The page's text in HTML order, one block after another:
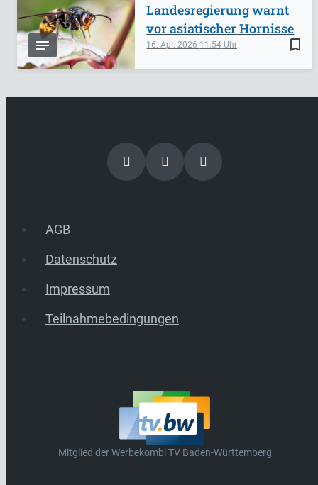
bookmark_border
16. Apr. 2026 11:54
Landesregierung warnt
vor asiatischer Hornisse
AGB
Datenschutz
Impressum
Teilnahmebedingungen
Mitglied der Werbekombi TV Baden-Württemberg